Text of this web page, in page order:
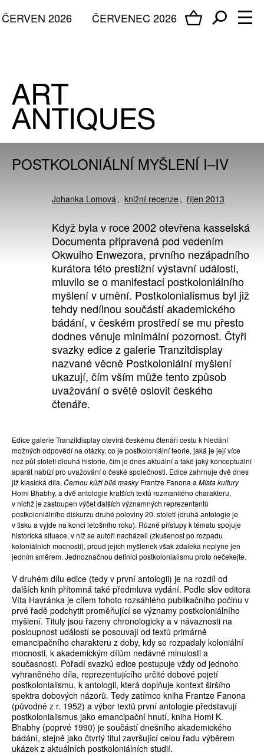
ČERVENEC 2026
ČERVEN 2026
POSTKOLONIÁLNÍ MYŠLENÍ I–IV
Johanka Lomová knižní recenze říjen 2013
Když byla v roce 2002 otevřena kasselská
Documenta připravená pod vedením
Okwuiho Enwezora, prvního nezápadního
kurátora této prestižní výstavní události,
mluvilo se o manifestaci postkoloniálního
myšlení v umění. Postkolonialismus byl již
tehdy nedílnou součástí akademického
bádání, v českém prostředí se mu přesto
dodnes věnuje minimální pozornost. Čtyři
svazky edice z galerie Tranzitdisplay
nazvané věcně Postkoloniální myšlení
ukazují, čím vším může tento způsob
uvažování o světě oslovit českého
čtenáře.
Edice galerie Tranzitdisplay otevírá českému čtenáři cestu k hledání
možných odpovědí na otázky, co je postkoloniální teorie, jaká je její více
než půl století dlouhá historie, čím je dnes aktuální a také jaký konceptuální
aparát nabízí pro uvažování o české společnosti. Edice zahrnuje dvě dnes
již klasická díla, Černou kůži bílé maskyFrantze Fanona a Místa kultury
Homi Bhabhy, a dvě antologie kratších textů rozmanitého charakteru,
v nichž je zastoupen výčet dalších významných reprezentantů
postkoloniálního diskurzu druhé poloviny 20. století (druhá antologie je
v tisku a vyjde na konci letošního roku). Různé přístupy k tématu spojuje
historická situace, v níž se autoři nacházeli (zkušenost po rozpadu
koloniálních mocností), proud jejich myšlenek však zdaleka neplyne jen
jedním směrem. Jednoznačnou definici postkolonialismu proto nečekejte.
V druhém dílu edice (tedy v první antologii) je na rozdíl od
dalších knih přítomná také předmluva vydání. Podle slov editora
Víta Havránka je cílem tohoto rozsáhlého publikačního počinu v
prvé řadě podchytit proměňující se významy postkoloniálního
myšlení. Tituly jsou řazeny chronologicky a v návaznosti na
posloupnost událostí se posouvají od textů primárně
emancipačního charakteru z doby, kdy se rozpadaly koloniální
mocnosti, k akademickým dílům nedávné minulosti a
současnosti. Pořadí svazků edice postupuje vždy od jednoho
vyhraněného díla, reprezentujícího určité dobové pojetí
postkolonialismu, k antologii, která doplňuje kontext širšího
spektra dobových názorů. Tedy zatímco kniha Frantze Fanona
(původně z r. 1952) a výbor textů první antologie představují
postkolonialismus jako emancipační hnutí, kniha Homi K.
Bhabhy (poprvé 1990) je součástí dnešního akademického
bádání, stejně jako čtvrtý titul završující celou řadu výběrem
ukázek z aktuálních postkoloniálních studií.